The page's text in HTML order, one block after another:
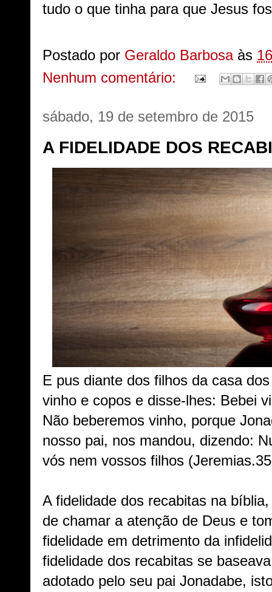
tudo o que tinha para que Jesus
Postado por Geraldo Barbosa às
Nenhum comentário:
sábado, 19 de setembro de 2015
A FIDELIDADE DOS
E pus diante dos filhos da casa
vinho e copos e disse-lhes: Bebei
Não beberemos vinho, porque
nosso pai, nos mandou, dizendo:
vós nem vossos filhos
A fidelidade dos recabitas na
de chamar a atenção de Deus e
fidelidade em detrimento da
fidelidade dos recabitas se
adotado pelo seu pai Jonadabe,